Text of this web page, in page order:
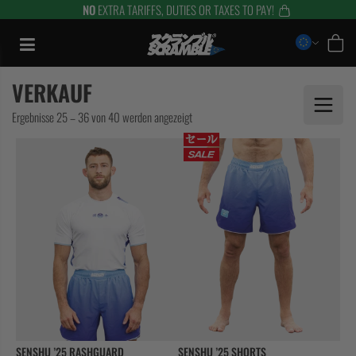
NOEXTRA TARIFFS, DUTIES OR TAXES TO PAY!
Inhalt
springen
VERKAUF
Ergebnisse 25 – 36 von 40 werden angezeigtNach
Aktualität
sortiert
SENSHU ’25 RASHGUARD SENSHU ’25 SHORTS